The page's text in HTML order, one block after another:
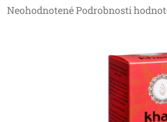
Priemerné
NeohodnotenéPodrobnosti